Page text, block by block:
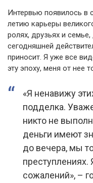
Интервью появилось в
летию карьеры
ролях, друзьях и
сегодняшней
приносит. Я уже все
эту эпоху, меня от нее
«Я ненавижу
подделка.
никто не
деньги имеют
до вечера, мы
преступлениях.
сожалений», –